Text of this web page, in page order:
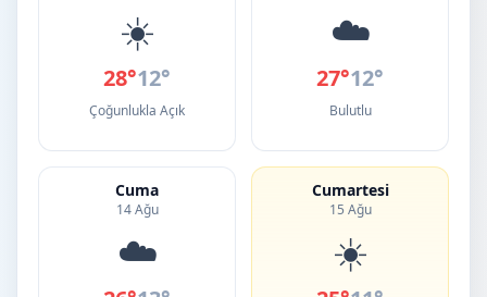
☀️
28°12°
Çoğunlukla Açık
☁️
27°12°
Bulutlu
Cuma
14 Ağu
☁️
Cumartesi
15 Ağu
☀️